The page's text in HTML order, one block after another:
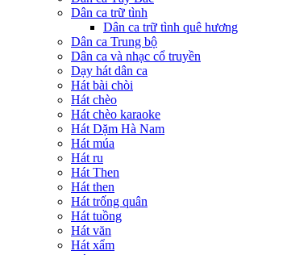
Dân ca trữ tình
Dân ca trữ tình quê hương
Dân ca Trung bộ
Dân ca và nhạc cổ truyền
Dạy hát dân ca
Hát bài chòi
Hát chèo
Hát chèo karaoke
Hát Dặm Hà Nam
Hát múa
Hát ru
Hát Then
Hát then
Hát trống quân
Hát tuồng
Hát văn
Hát xẩm